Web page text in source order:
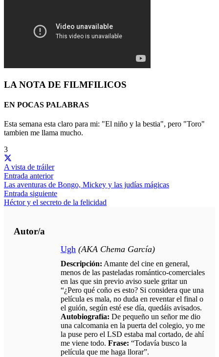
LA NOTA DE FILMFILICOS
EN POCAS PALABRAS
Esta semana esta claro para mi: "El niño y la bestia", pero "Toro"
tambien me llama mucho.
3
A vista de tráiler
Entrada anterior
Las aventuras de Bongo, Mickey y las judías mágicas
Entrada siguiente
Héctor y el secreto de la felicidad
Autor/a
Ugh (AKA Chema García)
Descripción: Amante del cine en general,
menos de las pasteladas romántico-comerciales
en las que sin previo aviso suele gritar un
“¿Pero qué coño es esto? Si considera que una
película es mala, no duda en reventar el final o
el guión, según esté ese día, quedáis avisados.
Autobiografía: De pequeño un señor me dio
una calcomania en la puerta del colegio, yo me
la puse pero el LSD estaba mal cortado, de ahí
me viene todo. Frase: “Todavía busco la
película que me haga llorar”.